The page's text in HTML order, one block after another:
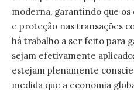
moderna, garantindo que
e proteção nas transações
há trabalho a ser feito para
sejam efetivamente
estejam plenamente
medida que a economia